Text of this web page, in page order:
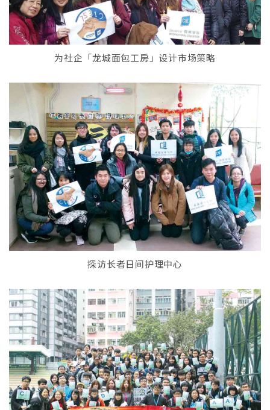
为社企「龙城面包工房」设计市场策略
探访长者日间护理中心